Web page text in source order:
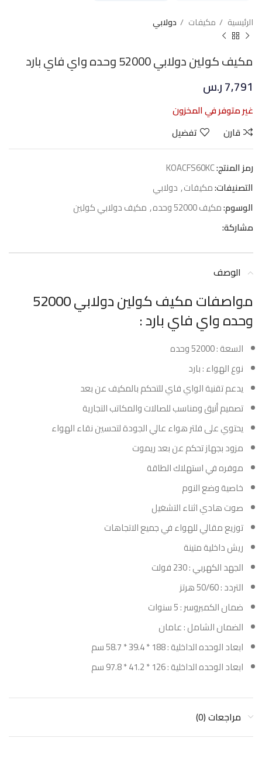
الرئيسية مكيفات دولابي
مكيف كولين دولابي 52000 وحده واي فاي بارد
7,791ر.س
غير متوفر في المخزون
قارن
تفضيل
رمز المنتج:KOACFS60KC
التصنيفات:مكيفات, دولابي
الوسوم:مكيف 52000 وحده , مكيف دولابي كولين
مشاركة:
الوصف
مواصفات مكيف كولين دولابي 52000
وحده واي فاي بارد :
السعة : 52000 وحده
نوع الهواء : بارد
يدعم تقنية الواي فاي للتحكم بالمكيف عن بعد
تصميم أنيق ومناسب للصالات والمكاتب التجارية
يحتوي على فلتر هواء عالي الجودة لتحسين نقاء الهواء
مزود بجهاز تحكم عن بعد ريموت
موفره في استهلاك الطاقة
خاصية وضع النوم
صوت هادي اثناء التشغيل
توزيع مقالي للهواء في جميع الاتجاهات
ريش داخلية متينة
الجهد الكهربي : 230 فولت
التردد : 50/60 هرتز
ضمان الكمبروسر : 5 سنوات
الضمان الشامل : عامان
ابعاد الوحده الداخلية : 188 * 39.4 * 58.7 سم
ابعاد الوحده الداخلية : 126 * 41.2 * 97.8 سم
مراجعات (0)